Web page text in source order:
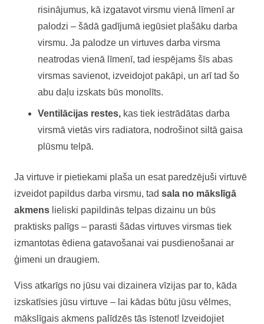
risinājumus, kā izgatavot virsmu vienā līmenī ar
palodzi – šādā gadījumā iegūsiet plašāku darba
virsmu. Ja palodze un virtuves darba virsma
neatrodas vienā līmenī, tad iespējams šīs abas
virsmas savienot, izveidojot pakāpi, un arī tad šo
abu daļu izskats būs monolīts.
Ventilācijas restes, kas tiek iestrādātas darba
virsmā vietās virs radiatora, nodrošinot siltā gaisa
plūsmu telpā.
Ja virtuve ir pietiekami plaša un esat paredzējuši virtuvē
izveidot papildus darba virsmu, tad sala no mākslīgā
akmens lieliski papildinās telpas dizainu un būs
praktisks palīgs – parasti šādas virtuves virsmas tiek
izmantotas ēdiena gatavošanai vai pusdienošanai ar
ģimeni un draugiem.
Viss atkarīgs no jūsu vai dizainera vīzijas par to, kāda
izskatīsies jūsu virtuve – lai kādas būtu jūsu vēlmes,
mākslīgais akmens palīdzēs tās īstenot! Izveidojiet